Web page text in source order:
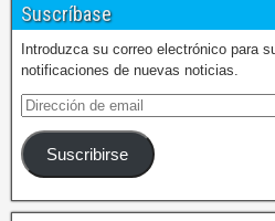
Suscríbase
Introduzca su correo electrónico para
notificaciones de nuevas noticias.
Suscribirse